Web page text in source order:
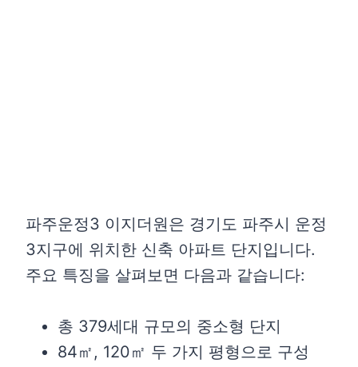
단지 배치
84㎡ 평면 (A, B타입)
커뮤니티 시설
투자 가치 분석
파주운정3 이지더원은 경기도 파주시 운정
3지구에 위치한 신축 아파트 단지입니다.
주요 특징을 살펴보면 다음과 같습니다:
총 379세대 규모의 중소형 단지
84㎡, 120㎡ 두 가지 평형으로 구성